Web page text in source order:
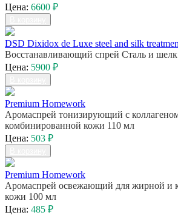
Цена: 6600 ₽
DSD Dixidox de Luxe steel and silk
Восстанавливающий спрей Сталь и
Цена: 5900 ₽
Premium Homework
Аромаспрей тонизирующий с
комбинированной кожи 110 мл
Цена: 503 ₽
Premium Homework
Аромаспрей освежающий для жирной и
кожи 100 мл
Цена: 485 ₽